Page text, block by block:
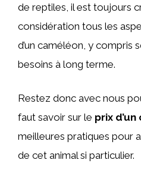
de reptiles, il est toujours
considération tous les
d’un caméléon, y compris
besoins à long terme.
Restez donc avec nous
faut savoir sur le prix
meilleures pratiques pour
de cet animal si particulier.